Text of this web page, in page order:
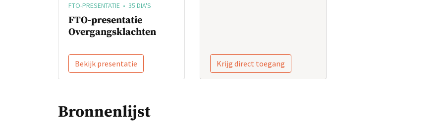
FTO-PRESENTATIE • 35 DIA'S
FTO-presentatie
Overgangsklachten
Bekijk presentatie Krijg direct toegang
Bronnenlijst